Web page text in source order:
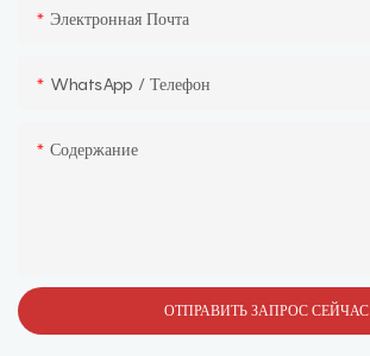
Электронная Почта
WhatsApp / Телефон
Содержание
ОТПРАВИТЬ ЗАПРОС СЕЙЧАС